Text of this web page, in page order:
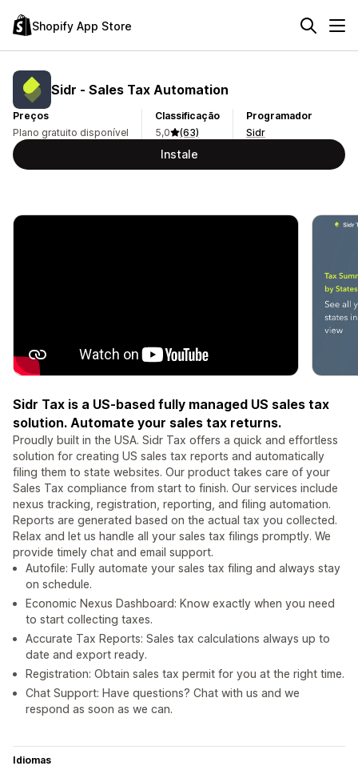
Shopify App Store
Sidr ‑ Sales Tax Automation
Preços
Plano gratuito disponível
Classificação
5,0
(63)
Programador
Sidr
Instale
Sidr Tax is a US-based fully managed US sales tax
solution. Automate your sales tax returns.
Proudly built in the USA. Sidr Tax offers a quick and effortless
solution for creating US sales tax reports and automatically
filing them to state websites. Our product takes care of your
Sales Tax compliance from start to finish. Our services include
nexus tracking, registration, reporting, and filing automation.
Reports are generated based on the actual tax you collected.
Relax and let us handle all your sales tax filings promptly. We
provide timely chat and email support.
Autofile: Fully automate your sales tax filing and always stay
on schedule.
Economic Nexus Dashboard: Know exactly when you need
to start collecting taxes.
Accurate Tax Reports: Sales tax calculations always up to
date and export ready.
Registration: Obtain sales tax permit for you at the right time.
Chat Support: Have questions? Chat with us and we
respond as soon as we can.
Idiomas